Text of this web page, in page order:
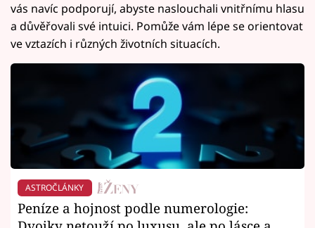
vás navíc podporují, abyste naslouchali vnitřnímu hlasu
a důvěřovali své intuici. Pomůže vám lépe se orientovat
ve vztazích i různých životních situacích.
ASTROČLÁNKY
Peníze a hojnost podle numerologie: